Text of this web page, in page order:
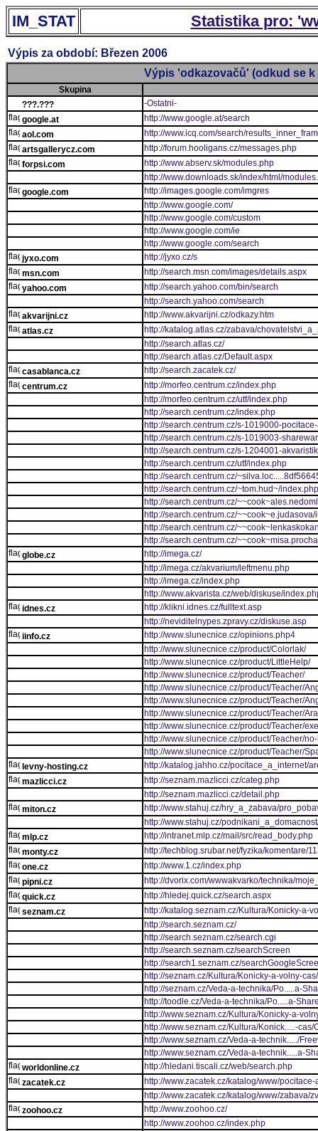
IM_STAT Statistika pro:
Výpis za období: Březen 2006
Výpis 'odkazovačů' (odkud se k
Skupina
???.???
-Ostatni-
google.at
http://www.google.at/search
aol.com
http://www.icq.com/search/
artsgallerycz.com
http://forum.hooligans.cz/messages.php
forpsi.com
http://www.abserv.sk/modules.php
http://www.downloads.sk/index/html/
google.com
http://images.google.com/imgres
http://www.google.com/
http://www.google.com/custom
http://www.google.com/ie
http://www.google.com/search
jyxo.com
http://jyxo.cz/s
msn.com
http://search.msn.com/images/details.aspx
yahoo.com
http://search.yahoo.com/bin/search
http://search.yahoo.com/search
akvarijni.cz
http://www.akvarijni.cz/odkazy.htm
atlas.cz
http://katalog.atlas.cz/zabava/
http://search.atlas.cz/
http://search.atlas.cz/Default.aspx
casablanca.cz
http://search.zacatek.cz/
centrum.cz
http://morfeo.centrum.cz/index.php
http://morfeo.centrum.cz/utf/index.php
http://search.centrum.cz/index.php
http://search.centrum.cz/s-1019000-
http://search.centrum.cz/s-1019003-
http://search.centrum.cz/s-1204001-
http://search.centrum.cz/utf/index.php
http://search.centrum.cz/
http://search.centrum.cz/~tom.hud~/index.php
http://search.centrum.cz/
http://search.centrum.cz/
http://search.centrum.cz/
http://search.centrum.cz/
globe.cz
http://imega.cz/
http://imega.cz/akvarium/leftmenu.php
http://imega.cz/index.php
http://www.akvarista.cz/web/diskuse/
idnes.cz
http://klikni.idnes.cz/fulltext.asp
http://neviditelnypes.zpravy.cz/diskuse.asp
iinfo.cz
http://www.slunecnice.cz/opinions.php4
http://www.slunecnice.cz/product/Colorlak/
http://www.slunecnice.cz/product/LittleHelp/
http://www.slunecnice.cz/product/Teacher/
http://www.slunecnice.cz/product/Teacher/
http://www.slunecnice.cz/product/Teacher/
http://www.slunecnice.cz/product/Teacher/
http://www.slunecnice.cz/product/Teacher/
http://www.slunecnice.cz/product/Teacher/
http://www.slunecnice.cz/product/Teacher/
levny-hosting.cz
http://katalog.jahho.cz/pocitace_a_internet/
mazlicci.cz
http://seznam.mazlicci.cz/categ.php
http://seznam.mazlicci.cz/detail.php
miton.cz
http://www.stahuj.cz/hry_a_zabava/
http://www.stahuj.cz/
mlp.cz
http://intranet.mlp.cz/mail/src/read_body.php
monty.cz
http://techblog.srubar.net/fyzika/komentare/
one.cz
http://www.1.cz/index.php
pipni.cz
http://dvorix.com/wwwakvarko/technika/
quick.cz
http://hledej.quick.cz/search.aspx
seznam.cz
http://katalog.seznam.cz/Kultura/Konicky-a-
http://search.seznam.cz/
http://search.seznam.cz/search.cgi
http://search.seznam.cz/searchScreen
http://search1.seznam.cz/
http://seznam.cz/Kultura/Konicky-a-volny-
http://seznam.cz/Veda-a-technika/Po.....a-
http://toodle.cz/Veda-a-technika/Po.....a-
http://www.seznam.cz/Kultura/Konicky-a-
http://www.seznam.cz/Kultura/Konick.....-
http://www.seznam.cz/Veda-a-technik...../
http://www.seznam.cz/Veda-a-technik.....a-
worldonline.cz
http://hledani.tiscali.cz/web/search.php
zacatek.cz
http://www.zacatek.cz/katalog/www/
http://www.zacatek.cz/katalog/www/zabava/
zoohoo.cz
http://www.zoohoo.cz/
http://www.zoohoo.cz/index.php